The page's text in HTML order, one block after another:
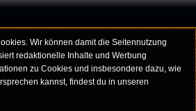
Wir können damit die Seitennutzung
redaktionelle Inhalte und Werbung
zu Cookies und insbesondere dazu, wie
kannst, findest du in unseren